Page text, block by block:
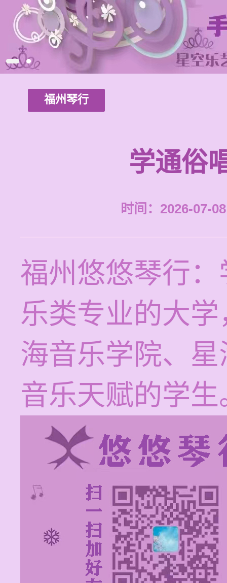
福州琴行
学通俗
时间：2026-07-
福州悠悠琴行
乐类专业的大
海音乐学院、
音乐天赋的学生